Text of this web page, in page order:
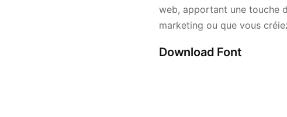
web, apportant une touche
marketing ou que vous
Download Font